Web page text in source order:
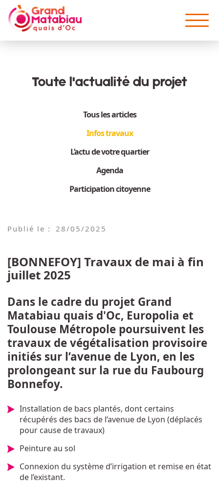
Aller au contenu principal
Toute l'actualité du projet
Tous les articles
Infos travaux
L’actu de votre quartier
Agenda
Participation citoyenne
Publié le : 28/05/2025
[BONNEFOY] Travaux de mai à fin
juillet 2025
Dans le cadre du projet Grand
Matabiau quais d'Oc, Europolia et
Toulouse Métropole poursuivent les
travaux de végétalisation provisoire
initiés sur l’avenue de Lyon, en les
prolongeant sur la rue du Faubourg
Bonnefoy.
Installation de bacs plantés, dont certains
récupérés des bacs de l’avenue de Lyon (déplacés
pour cause de travaux)
Peinture au sol
Connexion du système d’irrigation et remise en état
de l’existant.